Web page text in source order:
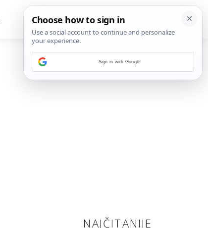
NAJČITANIJE
Sign in with Google